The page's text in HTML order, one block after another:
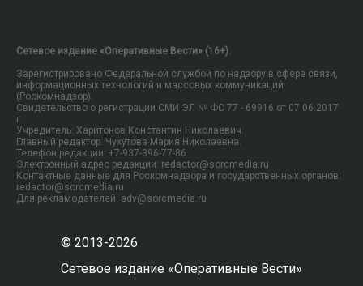
Сетевое издание «Оперативные Вести» (16+).
Зарегистрировано Федеральной службой по надзору в сфере связи,
информационных технологий и массовых коммуникаций
(Роскомнадзор).
Свидетельство о регистрации СМИ ЭЛ № ФС 77 - 69916 от 07.06.2017
г.
Учредитель: Харитонов Константин Николаевич.
Главный редактор: Чухутова Мария Николаевна.
Телефон редакции: +7-937-396-77-86
Электронный адрес редакции: redactor@sorcmedia.ru
Контактные данные для Роскомнадзора и государственных органов:
redactor@sorcmedia.ru
Для рекламодателей: adv@sorcmedia.ru
© 2013-2026
Сетевое издание «Оперативные Вести»